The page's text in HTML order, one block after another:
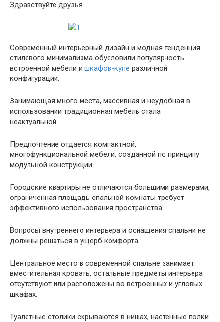
Здравствуйте друзья.
Современный интерьерный дизайн и модная тенденция
стилевого минимализма обусловили популярность
встроенной мебели и шкафов-купе различной
конфигурации.
Занимающая много места, массивная и неудобная в
использовании традиционная мебель стала
неактуальной.
Предпочтение отдается компактной,
многофункциональной мебели, созданной по принципу
модульной конструкции.
Городские квартиры не отличаются большими размерами,
ограниченная площадь спальной комнаты требует
эффективного использования пространства.
Вопросы внутреннего интерьера и оснащения спальни не
должны решаться в ущерб комфорта.
Центральное место в современной спальне занимает
вместительная кровать, остальные предметы интерьера
отсутствуют или расположены во встроенных и угловых
шкафах.
Туалетные столики скрываются в нишах, настенные полки